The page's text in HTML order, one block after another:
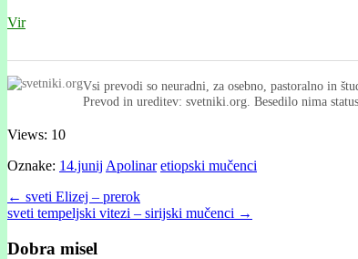
Vir
Vsi prevodi so neuradni, za osebno, pastoralno in
Prevod in ureditev: svetniki.org. Besedilo nima
Views: 10
Oznake: 14.junij Apolinar etiopski mučenci
Post
navigation
← sveti Elizej – prerok
sveti tempeljski vitezi – sirijski mučenci →
Dobra misel